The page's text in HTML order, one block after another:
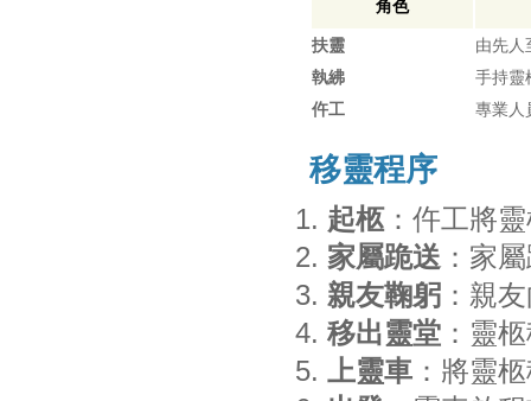
角色
扶靈
由先人
執紼
手持靈
仵工
專業人
移靈程序
起柩：仵工將
家屬跪送 ：家
親友鞠躬 ：親
移出靈堂 ：靈
上靈車 ：將靈